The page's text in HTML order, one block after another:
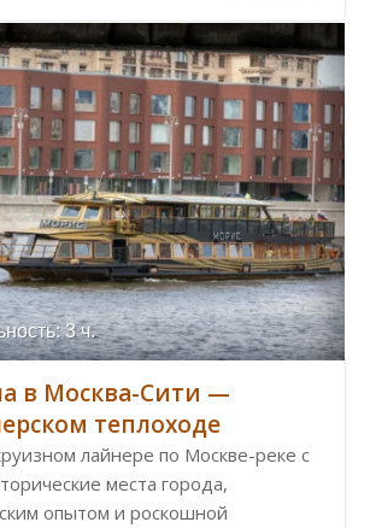
3 ч.
в Москва-Сити —
теплоходе
лайнере по Москве-реке с
места города,
опытом и роскошной